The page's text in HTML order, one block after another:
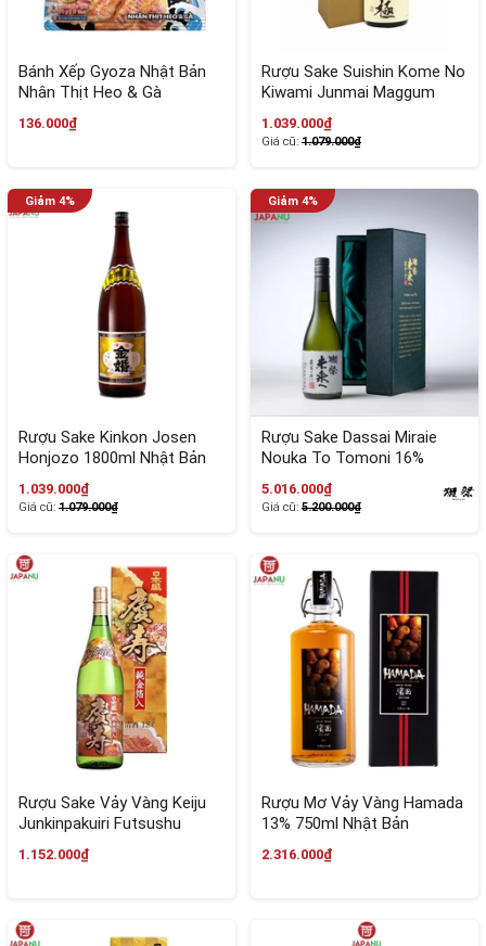
Bánh Xếp Gyoza Nhật Bản
Nhân Thịt Heo & Gà
136.000₫
Rượu Sake Suishin Kome No
Kiwami Junmai Maggum
1.039.000₫
Giá cũ: 1.079.000₫
Rượu Sake Kinkon Josen
Honjozo 1800ml Nhật Bản
1.039.000₫
Giá cũ: 1.079.000₫
Rượu Sake Dassai Miraie
Nouka To Tomoni 16%
5.016.000₫
Giá cũ: 5.200.000₫
Rượu Sake Vảy Vàng Keiju
Junkinpakuiri Futsushu
1.152.000₫
Rượu Mơ Vảy Vàng Hamada
13% 750ml Nhật Bản
2.316.000₫